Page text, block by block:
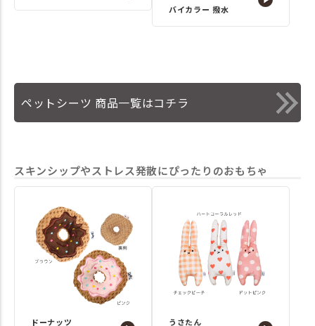
バイカラー 撥水
ペットシーツ 商品一覧はコチラ
スキンシップやストレス発散にぴったりのおもちゃ
ドーナッツ
うさたん